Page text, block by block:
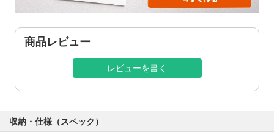
商品レビュー
レビューを書く
収納・仕様（スペック）